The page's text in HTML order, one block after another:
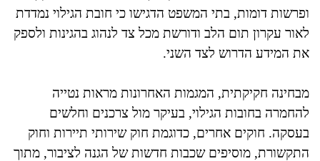
ופרשות דומות, בתי המשפט הדגישו כי חובת הגילוי נמדדת
לאור עקרון תום הלב ודורשת מכל צד לנהוג בהגינות ולספק
את המידע הדרוש לצד השני.
מבחינה חקיקתית, המגמות האחרונות מראות נטייה
להחמרה בחובות הגילוי, בעיקר מול צרכנים וחלשים
בעסקה. חוקים אחרים, כדוגמת חוק שירותי תיירות וחוק
התקשורת, מוסיפים שכבות חדשות של הגנה לציבור, מתוך